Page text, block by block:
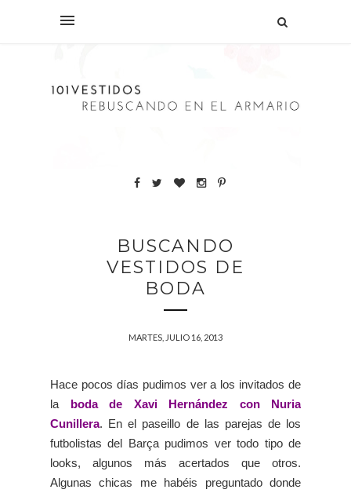
BUSCANDO
VESTIDOS DE
BODA
MARTES, JULIO 16, 2013
Hace pocos días pudimos ver a los invitados de
la boda de Xavi Hernández con Nuria
Cunillera. En el paseillo de las parejas de los
futbolistas del Barça pudimos ver todo tipo de
looks, algunos más acertados que otros.
Algunas chicas me habéis preguntado donde